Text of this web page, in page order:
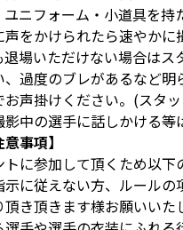
ニフォーム・小道具を持
をかけられたら速やかに
場いただけない場合はス
過度のブレがあるなど明
お声掛けください。(スタ
中の選手に話しかける等
事項】
に参加して頂くため以下
に従えない方、ルール
き頂きます様お願いいた